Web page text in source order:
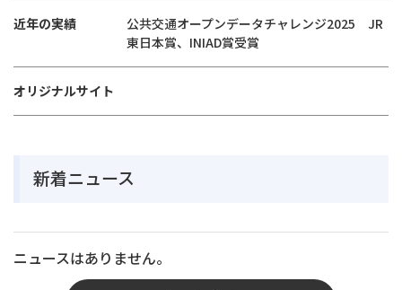
近年の実績
公共交通オープンデータチャレンジ2025 JR
東日本賞、INIAD賞受賞
オリジナルサイト
新着ニュース
ニュースはありません。